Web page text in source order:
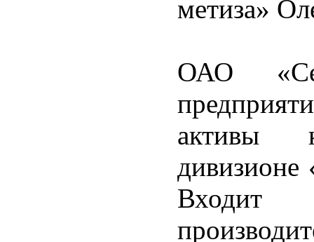
метиза»
ОАО
активы
дивизионе